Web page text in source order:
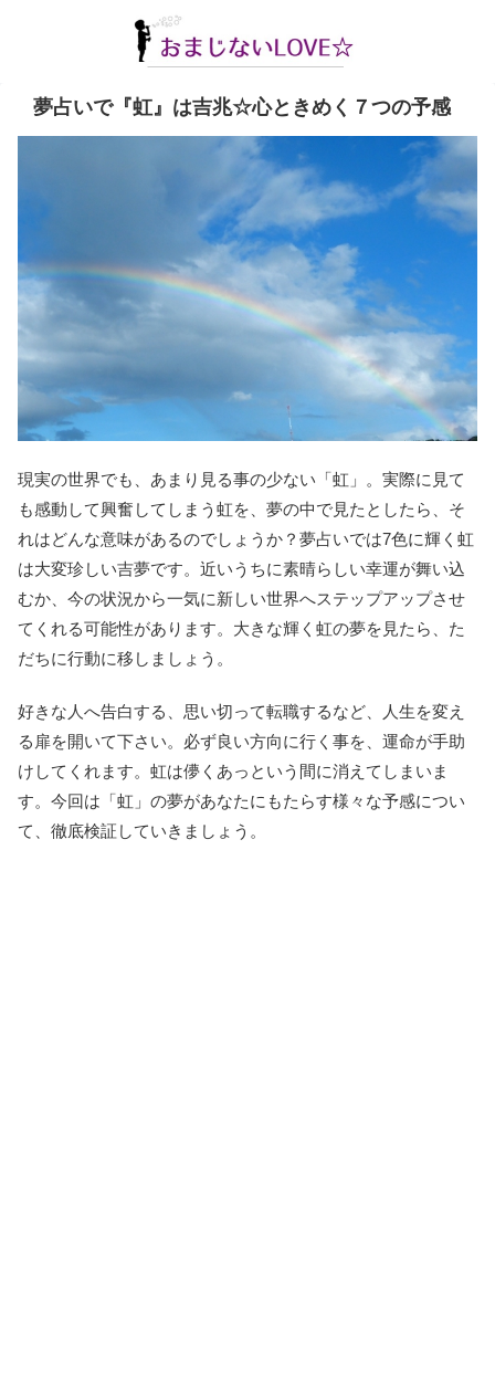
夢占いで『虹』は吉兆☆心ときめく７つの予感
現実の世界でも、あまり見る事の少ない「虹」。実際に見て
も感動して興奮してしまう虹を、夢の中で見たとしたら、そ
れはどんな意味があるのでしょうか？夢占いでは7色に輝く虹
は大変珍しい吉夢です。近いうちに素晴らしい幸運が舞い込
むか、今の状況から一気に新しい世界へステップアップさせ
てくれる可能性があります。大きな輝く虹の夢を見たら、た
だちに行動に移しましょう。
好きな人へ告白する、思い切って転職するなど、人生を変え
る扉を開いて下さい。必ず良い方向に行く事を、運命が手助
けしてくれます。虹は儚くあっという間に消えてしまいま
す。今回は「虹」の夢があなたにもたらす様々な予感につい
て、徹底検証していきましょう。